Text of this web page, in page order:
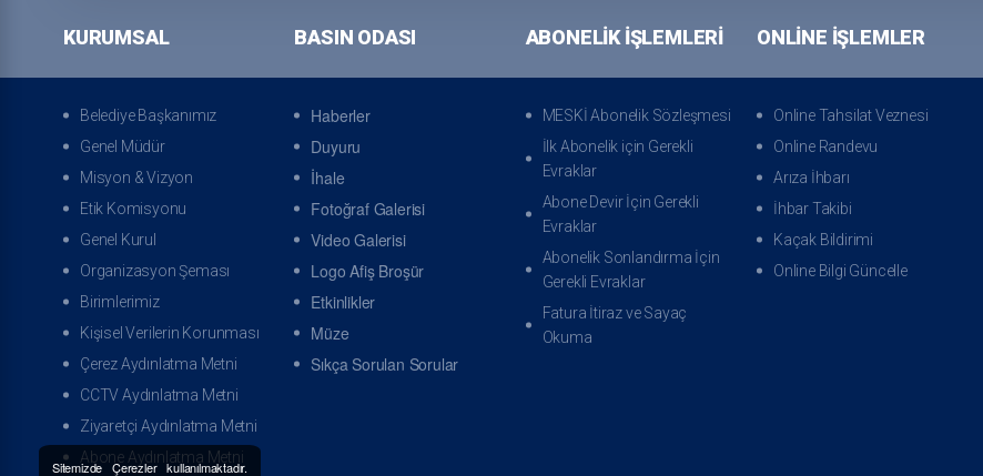
KURUMSAL
Belediye Başkanımız
Genel Müdür
Misyon & Vizyon
Etik Komisyonu
Genel Kurul
Organizasyon Şeması
Birimlerimiz
Kişisel Verilerin Korunması
Çerez Aydınlatma Metni
CCTV Aydınlatma Metni
Ziyaretçi Aydınlatma Metni
Abone Aydınlatma Metni
BASIN ODASI
Haberler
Duyuru
İhale
Fotoğraf Galerisi
Video Galerisi
Logo Afiş Broşür
Etkinlikler
Müze
Sıkça Sorulan Sorular
ABONELIK İŞLEMLERI
MESKİ Abonelik Sözleşmesi
İlk Abonelik için Gerekli
Evraklar
Abone Devir İçin Gerekli
Evraklar
Abonelik Sonlandırma İçin
Gerekli Evraklar
Fatura İtiraz ve Sayaç
Okuma
ONLINE İŞLEMLER
Online Tahsilat Veznesi
Online Randevu
Arıza İhbarı
İhbar Takibi
Kaçak Bildirimi
Online Bilgi Güncelle
Sitemizde Çerezler kullanılmaktadır.